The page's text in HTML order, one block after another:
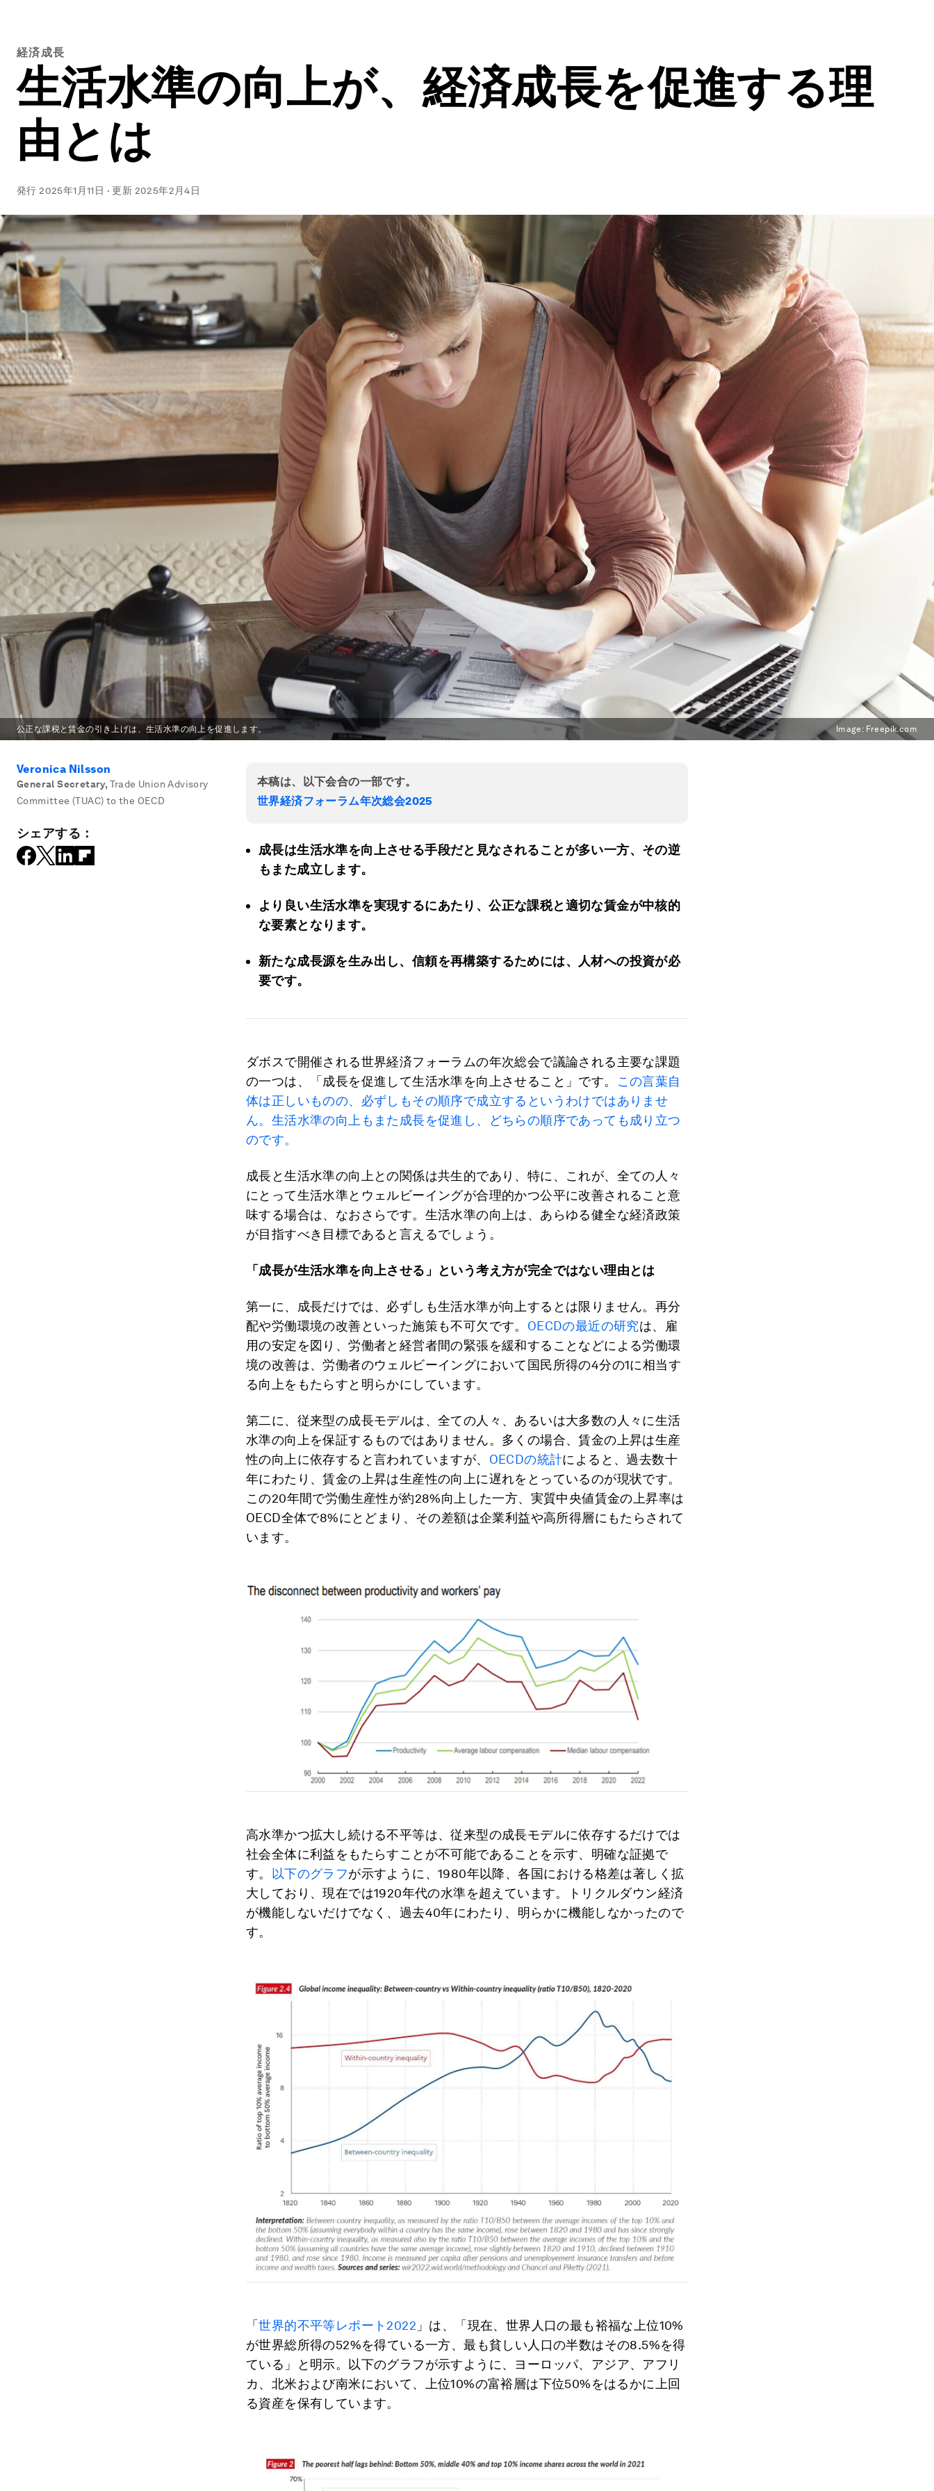
経済成長
生活水準の向上が、経済成長を促進する理
由とは
発行2025年1月11日 ·更新 2025年2月4日
公正な課税と賃金の引き上げは、生活水準の向上を促進します。 Image: Freepik.com
Veronica Nilsson
General Secretary, Trade Union Advisory
Committee (TUAC) to the OECD
シェアする：
本稿は、以下会合の一部です。
世界経済フォーラム年次総会2025
成長は生活水準を向上させる手段だと見なされることが多い一方、その逆
もまた成立します。
より良い生活水準を実現するにあたり、公正な課税と適切な賃金が中核的
な要素となります。
新たな成長源を生み出し、信頼を再構築するためには、人材への投資が必
要です。
ダボスで開催される世界経済フォーラムの年次総会で議論される主要な課題
の一つは、「成長を促進して生活水準を向上させること」です。
この言葉自
体は正しいものの、必ずしもその順序で成立するというわけではありませ
ん。生活水準の向上もまた成長を促進し、どちらの順序であっても成り立つ
のです。
成長と生活水準の向上との関係は共生的であり、特に、これが、全ての人々
にとって生活水準とウェルビーイングが合理的かつ公平に改善されること意
味する場合は、なおさらです。生活水準の向上は、あらゆる健全な経済政策
が目指すべき目標であると言えるでしょう。
「成長が生活水準を向上させる」という考え方が完全ではない理由とは
第一に、成長だけでは、必ずしも生活水準が向上するとは限りません。再分
配や労働環境の改善といった施策も不可欠です。 OECDの最近の研究は、雇
用の安定を図り、労働者と経営者間の緊張を緩和することなどによる労働環
境の改善は、労働者のウェルビーイングにおいて国民所得の4分の1に相当す
る向上をもたらすと明らかにしています。
第二に、従来型の成長モデルは、全ての人々、あるいは大多数の人々に生活
水準の向上を保証するものではありません。多くの場合、賃金の上昇は生産
性の向上に依存すると言われていますが、 OECDの統計によると、過去数十
年にわたり、賃金の上昇は生産性の向上に遅れをとっているのが現状です。
この20年間で労働生産性が約28%向上した一方、実質中央値賃金の上昇率は
OECD全体で8%にとどまり、その差額は企業利益や高所得層にもたらされて
います。
高水準かつ拡大し続ける不平等は、従来型の成長モデルに依存するだけでは
社会全体に利益をもたらすことが不可能であることを示す、明確な証拠で
す。
以下のグラフが示すように、1980年以降、各国における格差は著しく拡
大しており、現在では1920年代の水準を超えています。トリクルダウン経済
が機能しないだけでなく、過去40年にわたり、明らかに機能しなかったので
す。
「世界的不平等レポート2022 」は、「現在、世界人口の最も裕福な上位10%
が世界総所得の52%を得ている一方、最も貧しい人口の半数はその8.5%を得
ている」と明示。以下のグラフが示すように、ヨーロッパ、アジア、アフリ
カ、北米および南米において、上位10%の富裕層は下位50%をはるかに上回
る資産を保有しています。